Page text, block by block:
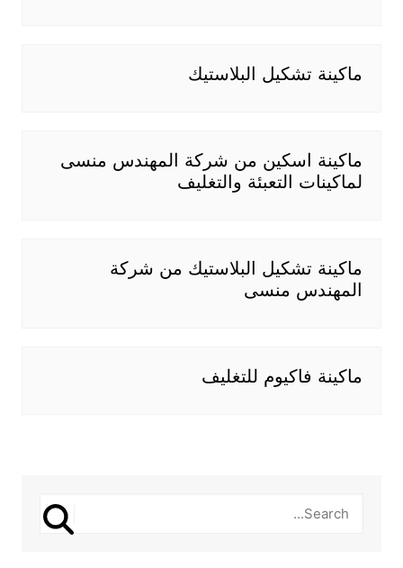
ماكينة تشكيل البلاستيك
ماكينة اسكين من شركة المهندس منسى
لماكينات التعبئة والتغليف
ماكينة تشكيل البلاستيك من شركة
المهندس منسى
ماكينة فاكيوم للتغليف